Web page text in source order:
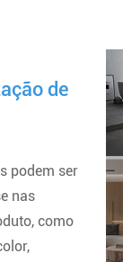
de
podem ser
nas
como